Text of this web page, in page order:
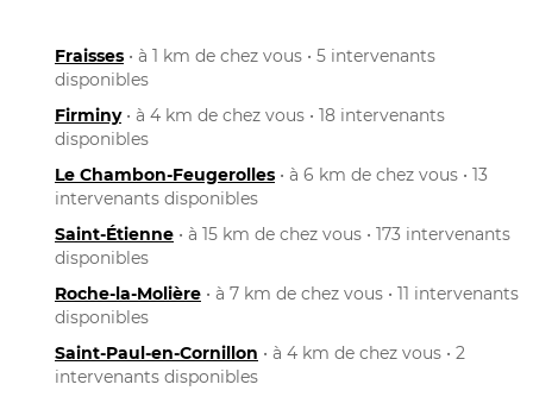
Fraisses • à 1 km de chez vous • 5 intervenants
disponibles
Firminy• à 4 km de chez vous • 18 intervenants
disponibles
Le Chambon-Feugerolles • à 6 km de chez vous • 13
intervenants disponibles
Saint-Étienne • à 15 km de chez vous • 173 intervenants
disponibles
Roche-la-Molière • à 7 km de chez vous • 11 intervenants
disponibles
Saint-Paul-en-Cornillon • à 4 km de chez vous • 2
intervenants disponibles